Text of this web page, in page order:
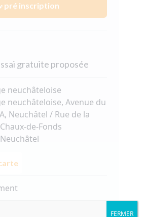
pré inscription
gratuite proposée
neuchâteloise
neuchâteloise, Avenue du
Neuchâtel / Rue de la
de-Fonds
FERMER